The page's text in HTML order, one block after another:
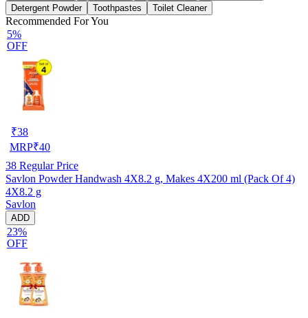
Detergent Powder
Toothpastes Toilet Cleaner
Recommended For You
5%
OFF
₹38
MRP₹40
38 Regular Price
Savlon Powder Handwash 4X8.2 g, Makes 4X200 ml (Pack Of 4)
4X8.2 g
Savlon
ADD
23%
OFF